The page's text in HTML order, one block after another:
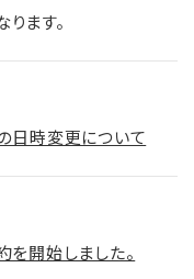
ます。
日時変更について
開始しました。